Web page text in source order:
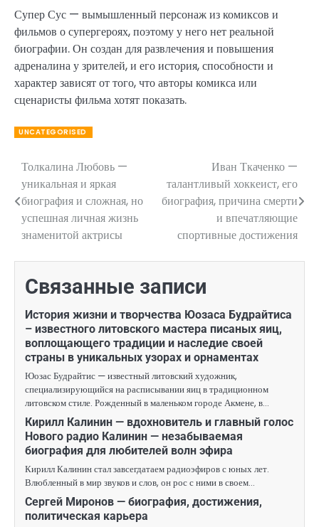
Супер Сус — вымышленный персонаж из комиксов и
фильмов о супергероях, поэтому у него нет реальной
биографии. Он создан для развлечения и повышения
адреналина у зрителей, и его история, способности и
характер зависят от того, что авторы комикса или
сценаристы фильма хотят показать.
UNCATEGORISED
Навигация
по
записям
Толкалина Любовь —
уникальная и яркая
биография и сложная, но
успешная личная жизнь
знаменитой актрисы
Иван Ткаченко —
талантливый хоккеист, его
биография, причина смерти
и впечатляющие
спортивные достижения
Связанные записи
История жизни и творчества Юозаса Будрайтиса
– известного литовского мастера писаных яиц,
воплощающего традиции и наследие своей
страны в уникальных узорах и орнаментах
Юозас Будрайтис — известный литовский художник,
специализирующийся на расписывании яиц в традиционном
литовском стиле. Рожденный в маленьком городе Акмене, в…
Кирилл Калинин — вдохновитель и главный голос
Нового радио Калинин — незабываемая
биография для любителей волн эфира
Кирилл Калинин стал завсегдатаем радиоэфиров с юных лет.
Влюбленный в мир звуков и слов, он рос с ними в своем…
Сергей Миронов — биография, достижения,
политическая карьера